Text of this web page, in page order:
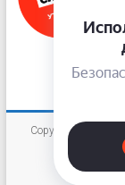
Copyright © 2026
Тема